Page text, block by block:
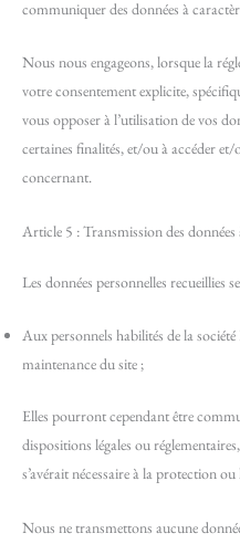
communiquer des données à
Nous nous engageons, lorsque la
votre consentement explicite,
vous opposer à l’utilisation de vos
certaines finalités, et/ou à accéder
concernant.
Article 5 : Transmission des données
Les données personnelles recueillies
Aux personnels habilités de la
maintenance du site ;
Elles pourront cependant être
dispositions légales ou
s’avérait nécessaire à la protection
Nous ne transmettons aucune